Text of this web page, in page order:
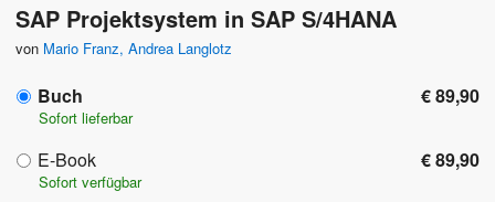
SAP Projektsystem in SAP S/4HANA
von Mario Franz, Andrea Langlotz
Buch € 89,90
Sofort lieferbar
E-Book € 89,90
Sofort verfügbar